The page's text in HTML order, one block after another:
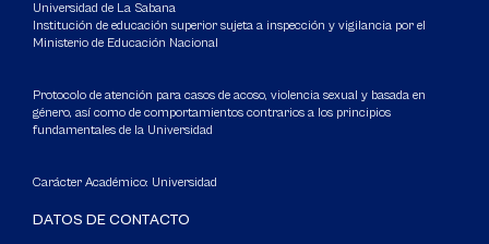
Universidad de La Sabana
Institución de educación superior sujeta a inspección y vigilancia por el
Ministerio de Educación Nacional
Protocolo de atención para casos de acoso, violencia sexual y basada en
género, así como de comportamientos contrarios a los principios
fundamentales de la Universidad
Carácter Académico: Universidad
DATOS DE CONTACTO